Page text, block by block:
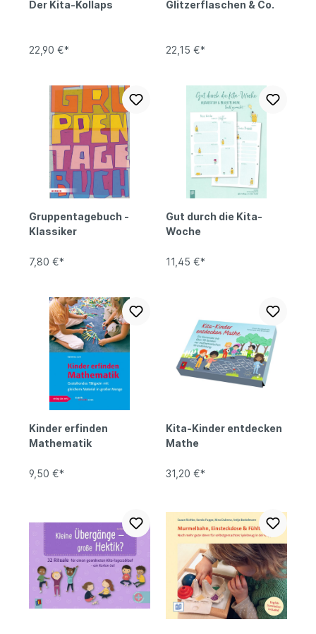
Der Kita-Kollaps
22,90 €*
Glitzerflaschen & Co.
22,15 €*
Gruppentagebuch -
Klassiker
7,80 €*
Gut durch die Kita-
Woche
11,45 €*
Kinder erfinden
Mathematik
9,50 €*
Kita-Kinder entdecken
Mathe
31,20 €*